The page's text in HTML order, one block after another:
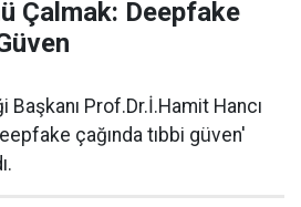
Çalmak: Deepfake
Prof.Dr.İ.Hamit Hancı
çağında tıbbi güven'